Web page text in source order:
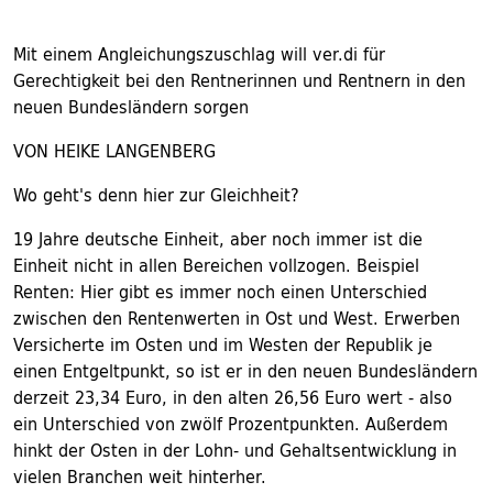
Mit einem Angleichungszuschlag will ver.di für
Gerechtigkeit bei den Rentnerinnen und Rentnern in den
neuen Bundesländern sorgen
VON HEIKE LANGENBERG
Wo geht's denn hier zur Gleichheit?
19 Jahre deutsche Einheit, aber noch immer ist die
Einheit nicht in allen Bereichen vollzogen. Beispiel
Renten: Hier gibt es immer noch einen Unterschied
zwischen den Rentenwerten in Ost und West. Erwerben
Versicherte im Osten und im Westen der Republik je
einen Entgeltpunkt, so ist er in den neuen Bundesländern
derzeit 23,34 Euro, in den alten 26,56 Euro wert - also
ein Unterschied von zwölf Prozentpunkten. Außerdem
hinkt der Osten in der Lohn- und Gehaltsentwicklung in
vielen Branchen weit hinterher.